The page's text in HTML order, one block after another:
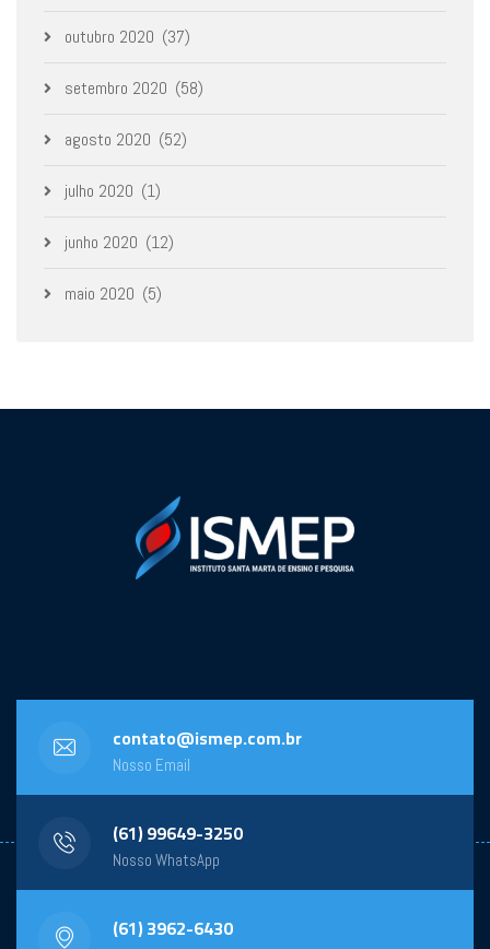
outubro 2020 (37)
setembro 2020 (58)
agosto 2020 (52)
julho 2020 (1)
junho 2020 (12)
maio 2020 (5)
contato@ismep.com.br
Nosso Email
(61) 99649-3250
Nosso WhatsApp
(61) 3962-6430